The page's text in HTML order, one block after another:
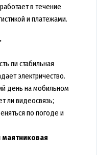
в течение
и платежами.
ли стабильная
электричество.
день на мобильном
ли видеосвязь;
по погоде и